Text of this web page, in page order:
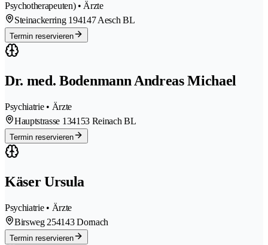
Psychotherapeuten) • Ärzte
Steinackerring 194147 Aesch BL
Termin reservieren
Dr. med. Bodenmann Andreas Michael
Psychiatrie • Ärzte
Hauptstrasse 134153 Reinach BL
Termin reservieren
Käser Ursula
Psychiatrie • Ärzte
Birsweg 254143 Dornach
Termin reservieren